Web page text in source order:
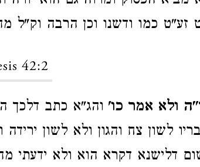
זע"ט כמו ודשנו וכן הרבה וק"ל
42:2
ולא אמר כו' והג"א כתב דלכך
לשון צח והגון ולא לשון
דלישנא דקרא הוא ולא ידעתי